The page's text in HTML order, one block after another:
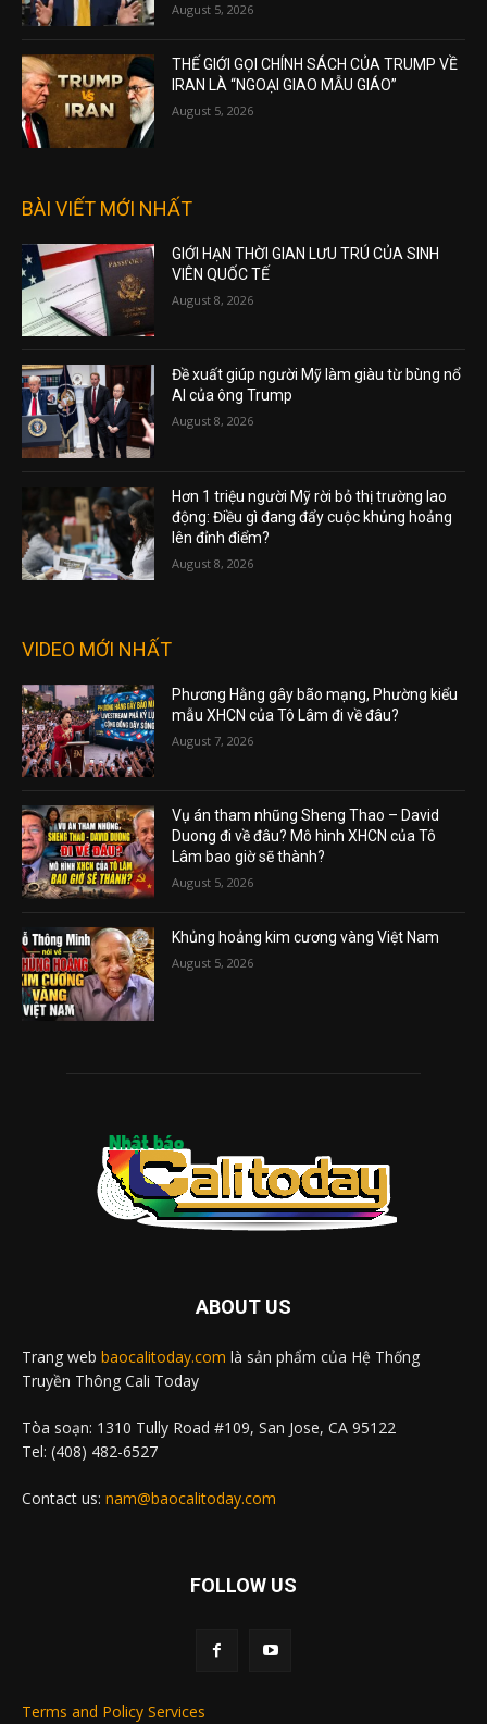
August 5, 2026
THẾ GIỚI GỌI CHÍNH SÁCH CỦA TRUMP VỀ
IRAN LÀ “NGOẠI GIAO MẪU GIÁO”
August 5, 2026
BÀI VIẾT MỚI NHẤT
GIỚI HẠN THỜI GIAN LƯU TRÚ CỦA SINH
VIÊN QUỐC TẾ
August 8, 2026
Đề xuất giúp người Mỹ làm giàu từ bùng nổ
AI của ông Trump
August 8, 2026
Hơn 1 triệu người Mỹ rời bỏ thị trường lao
động: Điều gì đang đẩy cuộc khủng hoảng
lên đỉnh điểm?
August 8, 2026
VIDEO MỚI NHẤT
Phương Hằng gây bão mạng, Phường kiểu
mẫu XHCN của Tô Lâm đi về đâu?
August 7, 2026
Vụ án tham nhũng Sheng Thao – David
Duong đi về đâu? Mô hình XHCN của Tô
Lâm bao giờ sẽ thành?
August 5, 2026
Khủng hoảng kim cương vàng Việt Nam
August 5, 2026
ABOUT US
Trang web baocalitoday.com là sản phẩm của Hệ Thống
Truyền Thông Cali Today
Tòa soạn: 1310 Tully Road #109, San Jose, CA 95122
Tel: (408) 482-6527
Contact us: nam@baocalitoday.com
FOLLOW US
Terms and Policy Services